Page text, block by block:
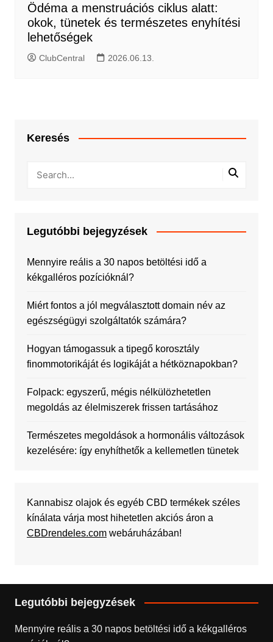
Ödéma a menstruációs ciklus alatt:
okok, tünetek és természetes enyhítési
lehetőségek
ClubCentral 2026.06.13.
Keresés
Legutóbbi bejegyzések
Mennyire reális a 30 napos betöltési idő a
kékgalléros pozícióknál?
Miért fontos a jól megválasztott domain név az
egészségügyi szolgáltatók számára?
Hogyan támogassuk a tipegő korosztály
finommotorikáját és logikáját a hétköznapokban?
Folpack: egyszerű, mégis nélkülözhetetlen
megoldás az élelmiszerek frissen tartásához
Természetes megoldások a hormonális változások
kezelésére: így enyhíthetők a kellemetlen tünetek
Kannabisz olajok és egyéb CBD termékek széles
kínálata várja most hihetetlen akciós áron a
CBDrendeles.comwebáruházában!
Legutóbbi bejegyzések
Mennyire reális a 30 napos betöltési idő a kékgalléros